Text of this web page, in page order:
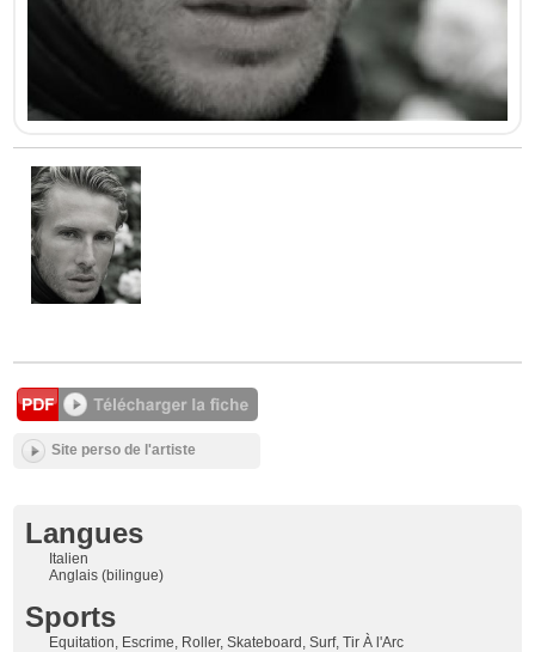
Langues
Italien
Anglais (bilingue)
Sports
Equitation, Escrime, Roller, Skateboard, Surf, Tir À l'Arc
Site perso de l'artiste